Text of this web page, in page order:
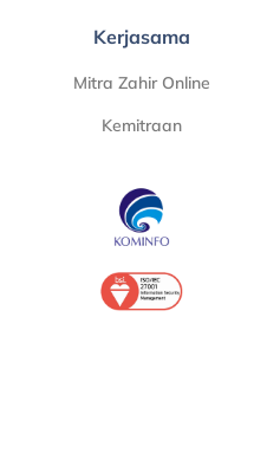
Kerjasama
Mitra Zahir Online
Kemitraan